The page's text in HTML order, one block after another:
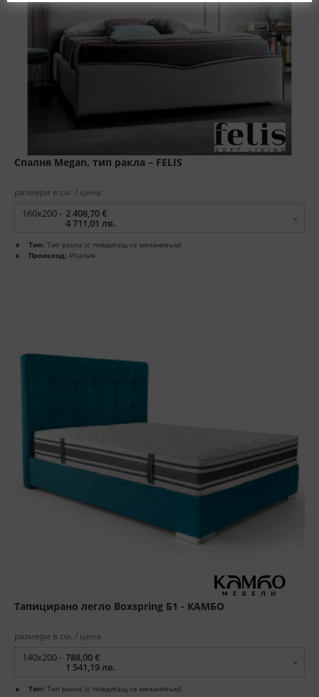
Спалня Megan, тип ракла – FELIS
размери в см. / цена
160x200 - 2 408,70 €
4 711,01 лв.
Тип: Тип ракла (с повдигащ се механизъм)
Произход: Италия
Тапицирано легло Boxspring Б1 - КАМБО
размери в см. / цена
140x200 - 788,00 €
1 541,19 лв.
Тип: Тип ракла (с повдигащ се механизъм)